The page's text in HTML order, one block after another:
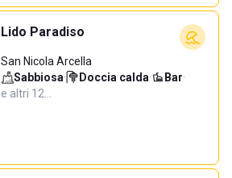
Lido Paradiso
San Nicola Arcella
Sabbiosa· Doccia calda· Bar·
e altri 12…